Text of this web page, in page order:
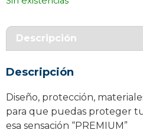
Descripción
Descripción
Diseño, protección,
para que puedas proteger
esa sensación “PREMIUM”